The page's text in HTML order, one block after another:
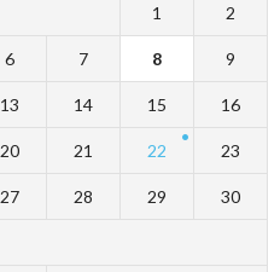
1 2
6 7 8 9
13 14 15 16
20 21 22 23
27 28 29 30